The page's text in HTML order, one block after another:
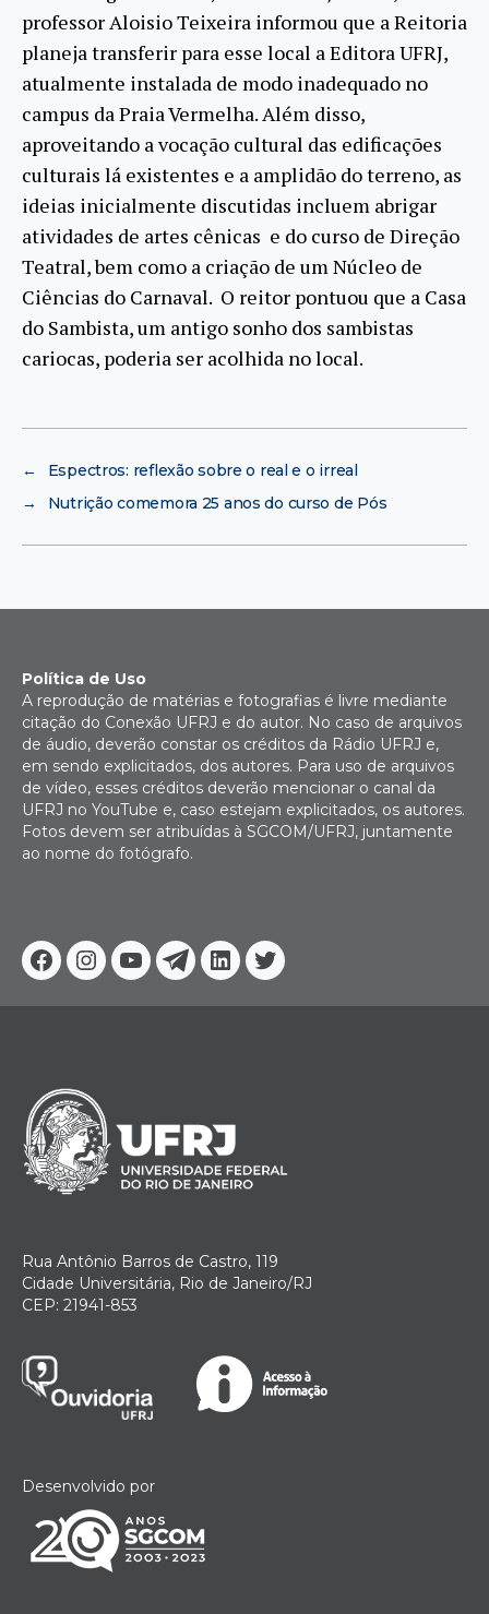
professor Aloisio Teixeira informou que a Reitoria
planeja transferir para esse local a Editora UFRJ,
atualmente instalada de modo inadequado no
campus da Praia Vermelha. Além disso,
aproveitando a vocação cultural das edificações
culturais lá existentes e a amplidão do terreno, as
ideias inicialmente discutidas incluem abrigar
atividades de artes cênicas e do curso de Direção
Teatral, bem como a criação de um Núcleo de
Ciências do Carnaval. O reitor pontuou que a Casa
do Sambista, um antigo sonho dos sambistas
cariocas, poderia ser acolhida no local.
←
Espectros: reflexão sobre o real e o irreal
→
Nutrição comemora 25 anos do curso de Pós
Facebook
Instagram
YoutubeTelegram
Linkedin
Twitter
Política de Uso
A reprodução de matérias e fotografias é livre mediante
citação do Conexão UFRJ e do autor. No caso de arquivos
de áudio, deverão constar os créditos da Rádio UFRJ e,
em sendo explicitados, dos autores. Para uso de arquivos
de vídeo, esses créditos deverão mencionar o canal da
UFRJ no YouTube e, caso estejam explicitados, os autores.
Fotos devem ser atribuídas à SGCOM/UFRJ, juntamente
ao nome do fotógrafo.
Rua Antônio Barros de Castro, 119
Cidade Universitária, Rio de Janeiro/RJ
CEP: 21941-853
Desenvolvido por